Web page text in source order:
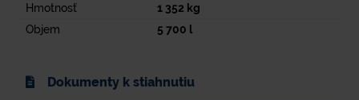
Hmotnosť
1 352 kg
Objem
5 700 l
Dokumenty k stiahnutiu